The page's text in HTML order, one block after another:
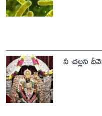
నీ చల్లని